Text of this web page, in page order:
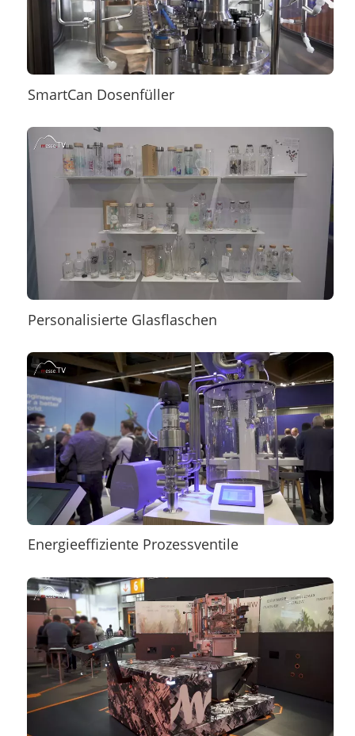
SmartCan Dosenfüller
Personalisierte Glasflaschen
Energieeffiziente Prozessventile